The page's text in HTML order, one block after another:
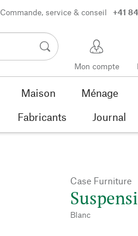
Commande, service & conseil +41
Mon compte
Maison Ménage
Fabricants Journal
Case Furniture
Blanc